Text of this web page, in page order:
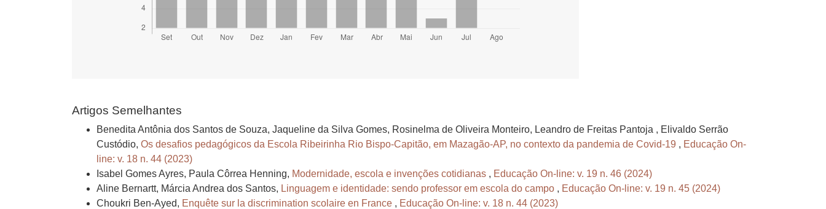
Artigos Semelhantes
Benedita Antônia dos Santos de Souza, Jaqueline da Silva Gomes, Rosinelma de Oliveira Monteiro, Leandro de Freitas Pantoja , Elivaldo Serrão
Custódio, Os desafios pedagógicos da Escola Ribeirinha Rio Bispo-Capitão, em Mazagão-AP, no contexto da pandemia de Covid-19 , Educação On-
line: v. 18 n. 44 (2023)
Isabel Gomes Ayres, Paula Côrrea Henning, Modernidade, escola e invenções cotidianas , Educação On-line: v. 19 n. 46 (2024)
Aline Bernartt, Márcia Andrea dos Santos, Linguagem e identidade: sendo professor em escola do campo , Educação On-line: v. 19 n. 45 (2024)
Choukri Ben-Ayed, Enquête sur la discrimination scolaire en France , Educação On-line: v. 18 n. 44 (2023)